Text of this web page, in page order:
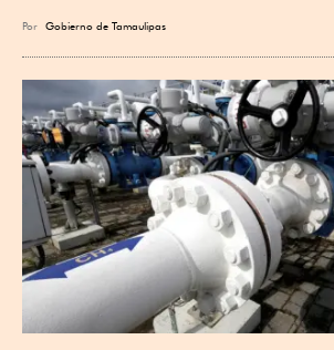
Por Gobierno de Tamaulipas